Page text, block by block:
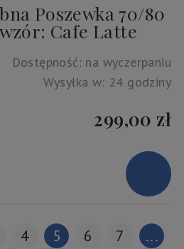
Poszewka 70/80
Cafe Latte
Dostępność: na wyczerpaniu
Wysyłka w: 24 godziny
299,00 zł
4 5 6 7
...